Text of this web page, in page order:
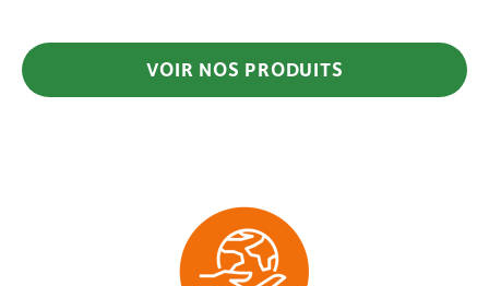
VOIR NOS PRODUITS